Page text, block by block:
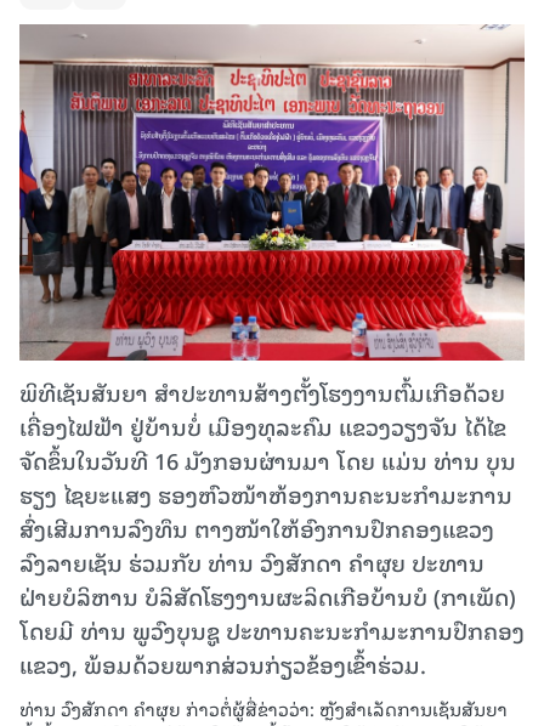
ພິທີເຊັນສັນຍາ ສໍາປະທານສ້າງຕັ້ງໂຮງງານຕົ້ມເກືອດ້ວຍ
ເຄື່ອງໄຟຟ້າ ຢູ່ບ້ານບໍ່ ເມືອງທຸລະຄົມ ແຂວງວຽງຈັນ ໄດ້ໄຂ
ຈັດຂຶ້ນໃນວັນທີ 16 ມັງກອນຜ່ານມາ ໂດຍ ແມ່ນ ທ່ານ ບຸນ
ຮຽງ ໄຊຍະແສງ ຮອງຫົວໜ້າຫ້ອງການຄະນະກຳມະການ
ສົ່ງເສີມການລົງທຶນ ຕາງໜ້າໃຫ້ອົງການປົກຄອງແຂວງ
ລົງລາຍເຊັນ ຮ່ວມກັບ ທ່ານ ວົງສັກດາ ຄຳຜຸຍ ປະທານ
ຝ່າຍບໍລິຫານ ບໍລິສັດໂຮງງານຜະລິດເກືອບ້ານບໍ (ກາເພັດ)
ໂດຍມີ ທ່ານ ພູວົງບຸນຊູ ປະທານຄະນະກຳມະການປົກຄອງ
ແຂວງ, ພ້ອມດ້ວຍພາກສ່ວນກ່ຽວຂ້ອງເຂົ້າຮ່ວມ.
ທ່ານ ວົງສັກດາ ຄຳຜຸຍ ກ່າວຕໍ່ຜູ້ສື່ຂ່າວວ່າ: ຫຼັງສຳເລັດການເຊັນສັນຍາ